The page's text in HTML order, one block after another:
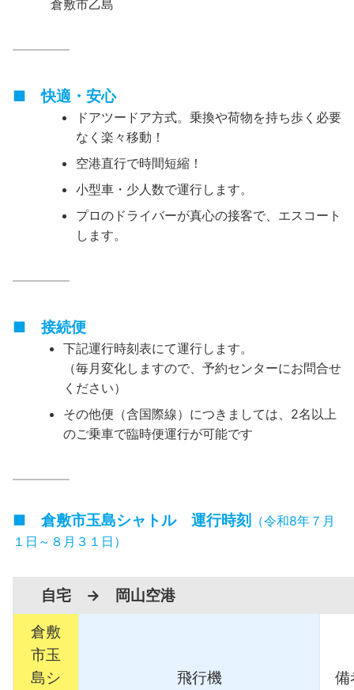
倉敷市乙島
————–
■ 快適・安心
ドアツードア方式。乗換や荷物を持ち歩く必要
なく楽々移動！
空港直行で時間短縮！
小型車・少人数で運行します。
プロのドライバーが真心の接客で、エスコート
します。
————–
■ 接続便
下記運行時刻表にて運行します。
（毎月変化しますので、予約センターにお問合せ
ください）
その他便（含国際線）につきましては、2名以上
のご乗車で臨時便運行が可能です
————–
■ 倉敷市玉島シャトル 運行時刻
（令和8年７月
１日～８月３１日）
自宅 → 岡山空港
倉敷
市玉
島シ
飛行機 備